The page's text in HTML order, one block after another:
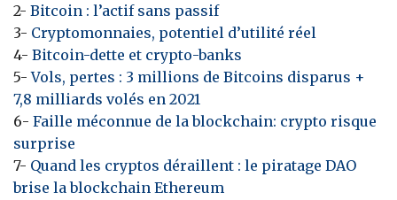
2- Bitcoin : l’actif sans passif
3- Cryptomonnaies, potentiel d’utilité réel
4- Bitcoin-dette et crypto-banks
5-Vols, pertes : 3 millions de Bitcoins disparus +
7,8 milliards volés en 2021
6- Faille méconnue de la blockchain: crypto risque
surprise
7- Quand les cryptos déraillent : le piratage DAO
brise la blockchain Ethereum